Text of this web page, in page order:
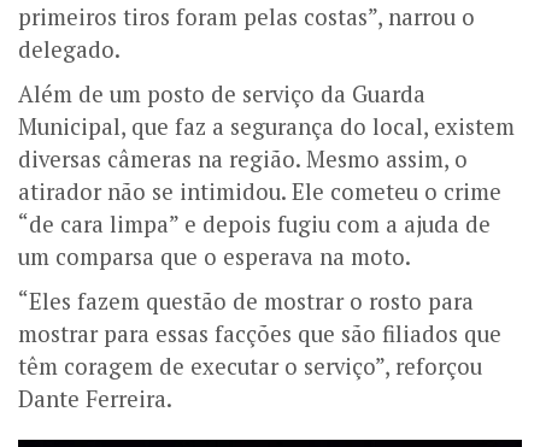
primeiros tiros foram pelas costas”, narrou o
delegado.
Além de um posto de serviço da Guarda
Municipal, que faz a segurança do local, existem
diversas câmeras na região. Mesmo assim, o
atirador não se intimidou. Ele cometeu o crime
“de cara limpa” e depois fugiu com a ajuda de
um comparsa que o esperava na moto.
“Eles fazem questão de mostrar o rosto para
mostrar para essas facções que são filiados que
têm coragem de executar o serviço”, reforçou
Dante Ferreira.